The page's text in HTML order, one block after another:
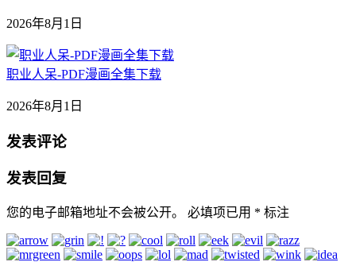
2026年8月1日
职业人呆-PDF漫画全集下载
2026年8月1日
发表评论
发表回复
您的电子邮箱地址不会被公开。 必填项已用 * 标注